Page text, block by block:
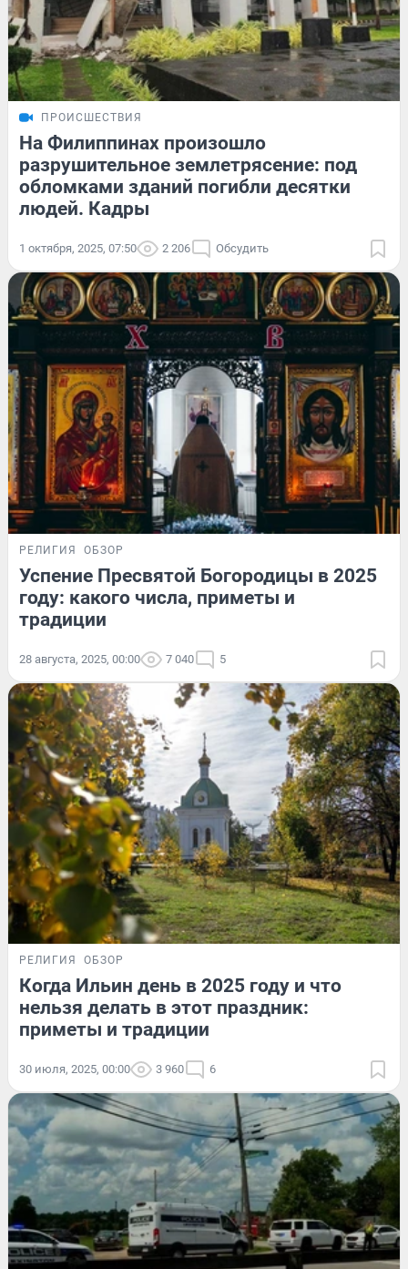
ПРОИСШЕСТВИЯ
На Филиппинах произошло
разрушительное землетрясение: под
обломками зданий погибли десятки
людей. Кадры
1 октября, 2025, 07:50 2 206 Обсудить
РЕЛИГИЯ ОБЗОР
Успение Пресвятой Богородицы в 2025
году: какого числа, приметы и
традиции
28 августа, 2025, 00:00 7 040 5
РЕЛИГИЯ ОБЗОР
Когда Ильин день в 2025 году и что
нельзя делать в этот праздник:
приметы и традиции
30 июля, 2025, 00:00 3 960 6